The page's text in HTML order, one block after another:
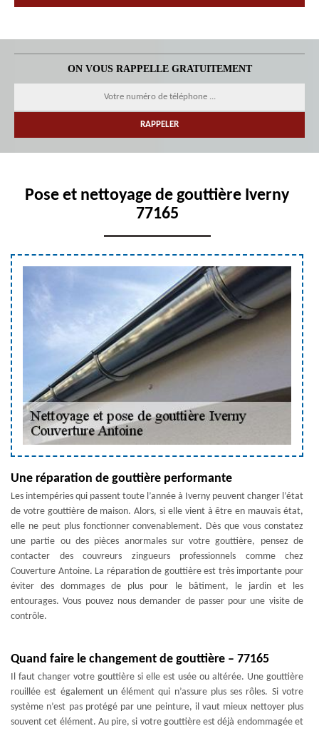
ON VOUS RAPPELLE GRATUITEMENT
Pose et nettoyage de gouttière Iverny
77165
Une réparation de gouttière performante
Les intempéries qui passent toute l’année à Iverny peuvent changer l’état
de votre gouttière de maison. Alors, si elle vient à être en mauvais état,
elle ne peut plus fonctionner convenablement. Dès que vous constatez
une partie ou des pièces anormales sur votre gouttière, pensez de
contacter des couvreurs zingueurs professionnels comme chez
Couverture Antoine. La réparation de gouttière est très importante pour
éviter des dommages de plus pour le bâtiment, le jardin et les
entourages. Vous pouvez nous demander de passer pour une visite de
contrôle.
Quand faire le changement de gouttière – 77165
Il faut changer votre gouttière si elle est usée ou altérée. Une gouttière
rouillée est également un élément qui n’assure plus ses rôles. Si votre
système n’est pas protégé par une peinture, il vaut mieux nettoyer plus
souvent cet élément. Au pire, si votre gouttière est déjà endommagée et